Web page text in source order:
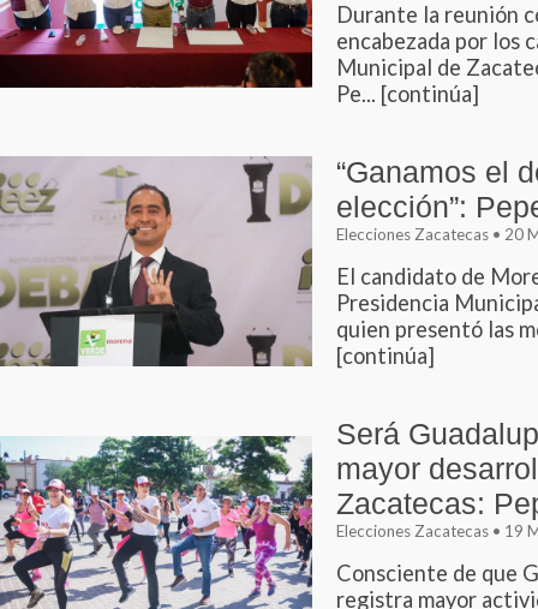
Durante la reunión
encabezada por los
Municipal de
Pe... [continúa]
“Ganamos el
elección”:
Elecciones Zacatecas • 20
El candidato de
Presidencia
quien presentó las
[continúa]
Será
mayor
Zacatecas:
Elecciones Zacatecas • 19
Consciente de que
registra mayor